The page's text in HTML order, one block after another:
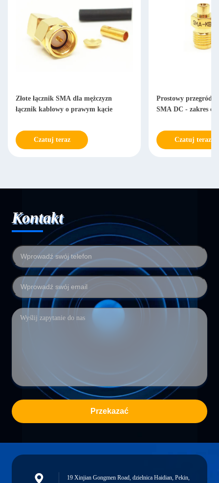
Złote łącznik SMA dla mężczyzn
łącznik kablowy o prawym kącie
Czatuj teraz
Prostowy przegród
SMA DC - zakres
Czatuj teraz
Kontakt
Przekazać
19 Xinjian Gongmen Road, dzielnica Haidian, Pekin,